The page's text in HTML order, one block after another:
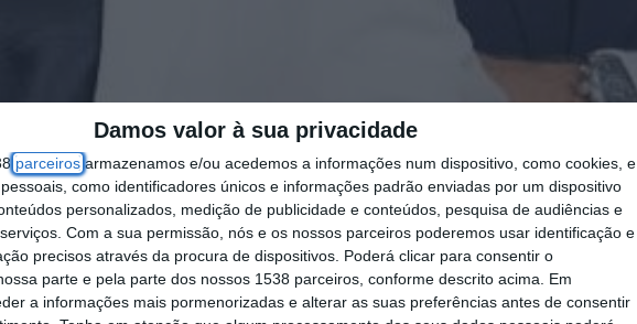
Damos valor à sua privacidade
parceirosarmazenamos e/ou acedemos a informações num dispositivo, como cookies, e
como identificadores únicos e informações padrão enviadas por um dispositivo
personalizados, medição de publicidade e conteúdos, pesquisa de audiências e
Com a sua permissão, nós e os nossos parceiros poderemos usar identificação e
precisos através da procura de dispositivos. Poderá clicar para consentir o
parte e pela parte dos nossos 1538 parceiros, conforme descrito acima. Em
a informações mais pormenorizadas e alterar as suas preferências antes de consentir
de Azambuja irá ficar fora do executivo, num processo
agitar a tranquilidade política da vila à beira Tejo.
força política, e com direito a um eleito no executivo
PSD e um da CDU, Inês Louro remeteu no dia 13 de
um e-mail, onde dava conta da sua renúncia ao